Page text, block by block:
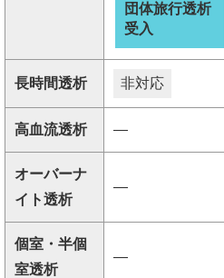
団体旅行透析
受入
長時間透析 非対応
高血流透析 ―
オーバーナ
イト透析
―
個室・半個
室透析
―